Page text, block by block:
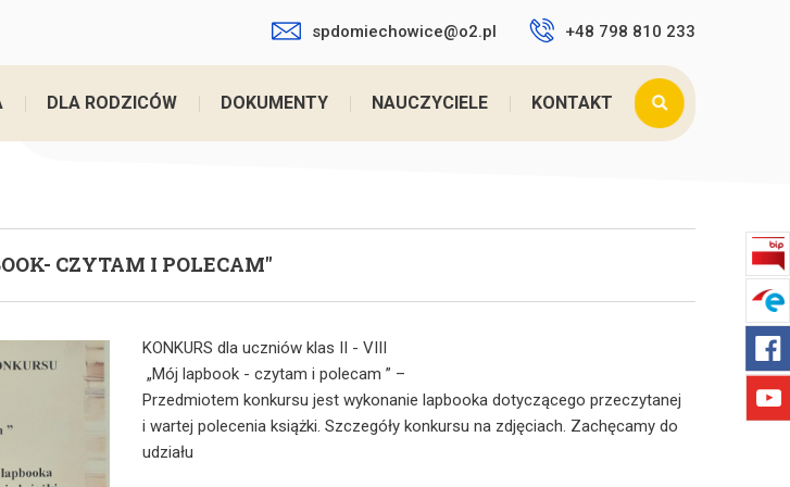
spdomiechowice@o2.pl +48 798 810 233
DLA RODZICÓW DOKUMENTY NAUCZYCIELE KONTAKT
Jesteś tutaj:Home > KONKURS ,,MÓJ LAPBOOK- CZYTAM ...
CZYTAM I POLECAM''
KONKURS dla uczniów klas II - VIII
„Mój lapbook - czytam i polecam ” –
Przedmiotem konkursu jest wykonanie lapbooka dotyczącego przeczytanej
i wartej polecenia książki. Szczegóły konkursu na zdjęciach. Zachęcamy do
udziału